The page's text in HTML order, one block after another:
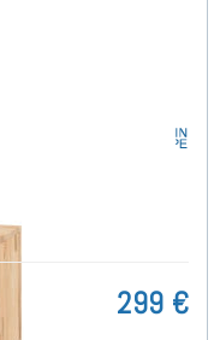
299 €